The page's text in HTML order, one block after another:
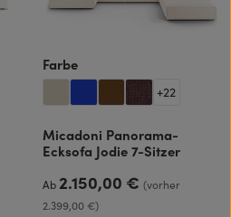
Farbeauswählen
+22
Micadoni Panorama-
Ecksofa Jodie 7-Sitzer
Regulärer Preis:
Ab 2.150,00 €(vorher
2.399,00 €)